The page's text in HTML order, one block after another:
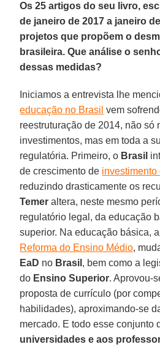
Os 25 artigos do seu livro,
de janeiro de 2017 a janeiro
projetos que propõem o
brasileira. Que análise o
dessas medidas?
Iniciamos a entrevista lhe
educação no Brasil vem
reestruturação de 2014, não só
investimentos, mas em toda a
regulatória. Primeiro, o Brasil
de crescimento de investimento
reduzindo drasticamente os
Temer altera, neste mesmo
regulatório legal, da educação
superior. Na educação básica,
Reforma do Ensino Médio,
EaD no Brasil , bem como a
do Ensino Superior. Aprovou-
proposta de currículo (por
habilidades), aproximando-se
mercado. E todo esse conjunto
universidades e aos